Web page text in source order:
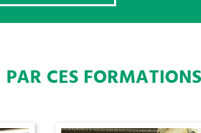
CES FORMATIONS